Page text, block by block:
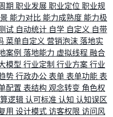
期 职业发展 职业定位 职业规
能力对比 能力成熟度 能力极
试 自动统计 自学 自定义 自带
菜单自定义 营销泡沫 落地实
案例 落地能力 虚拟线程 融合
模型 行业定制 行业方案 行业
势 行政办公 表单 表单功能 表
配置 表结构 观念转变 角色权
逻辑 认可标准 认知 认知误区
用 设计模式 访客权限 访问风